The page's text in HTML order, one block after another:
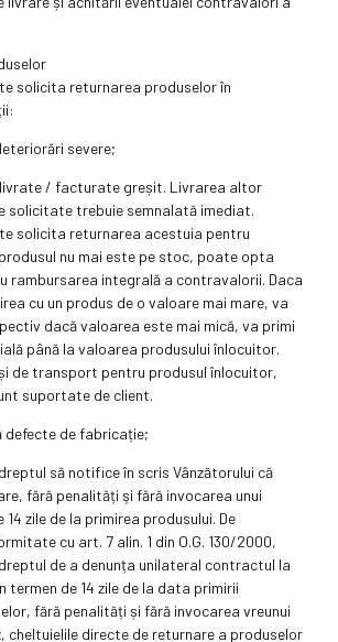
solicita returnarea produselor în
severe;
/ facturate greșit. Livrarea altor
solicitate trebuie semnalată imediat.
solicita returnarea acestuia pentru
nu mai este pe stoc, poate opta
rambursarea integrală a contravalorii. Daca
cu un produs de o valoare mai mare, va
dacă valoarea este mai mică, va primi
până la valoarea produsului înlocuitor.
de transport pentru produsul înlocuitor,
suportate de client.
defecte de fabricație;
să notifice în scris Vânzătorului că
fără penalități şi fără invocarea unui
zile de la primirea produsului. De
cu art. 7 alin. 1 din O.G. 130/2000,
de a denunța unilateral contractul la
termen de 14 zile de la data primirii
fără penalități și fără invocarea vreunui
cheltuielile directe de returnare a produselor